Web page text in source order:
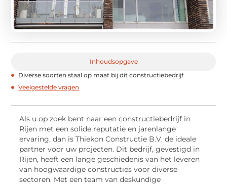
Inhoudsopgave
Diverse soorten staal op maat bij dit constructiebedrijf
Veelgestelde vragen
Als u op zoek bent naar een constructiebedrijf in
Rijen met een solide reputatie en jarenlange
ervaring, dan is Thiekon Constructie B.V. de ideale
partner voor uw projecten. Dit bedrijf, gevestigd in
Rijen, heeft een lange geschiedenis van het leveren
van hoogwaardige constructies voor diverse
sectoren. Met een team van deskundige